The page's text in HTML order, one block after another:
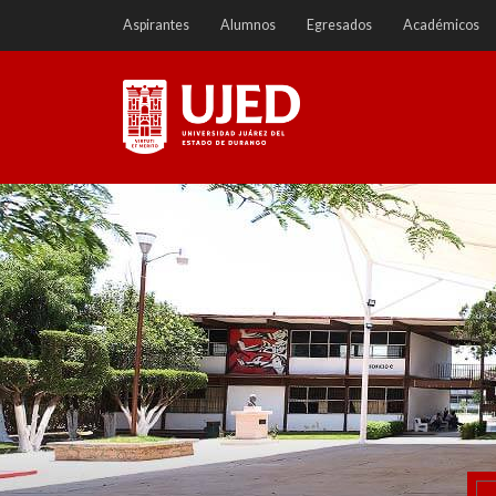
a
Aspirantes Alumnos Egresados Académicos
Universidad Juárez del
Estado de Durango